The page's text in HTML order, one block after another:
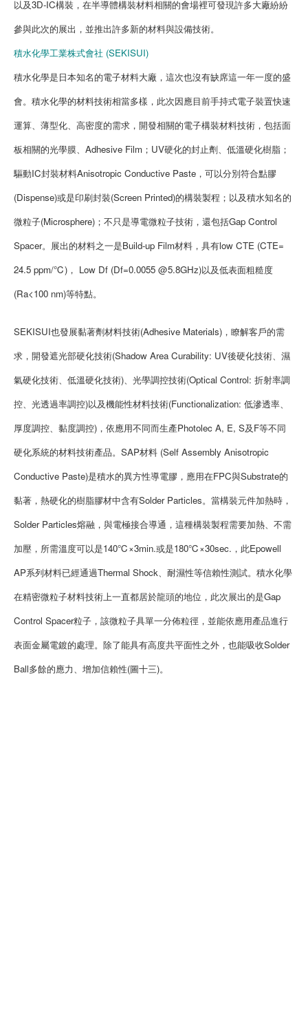
以及3D-IC構裝，在半導體構裝材料相關的會場裡可發現許多大廠紛紛
參與此次的展出，並推出許多新的材料與設備技術。
積水化學工業株式會社 (SEKISUI)
積水化學是日本知名的電子材料大廠，這次也沒有缺席這一年一度的盛
會。積水化學的材料技術相當多樣，此次因應目前手持式電子裝置快速
運算、薄型化、高密度的需求，開發相關的電子構裝材料技術，包括面
板相關的光學膜、Adhesive Film；UV硬化的封止劑、低溫硬化樹脂；
驅動IC封裝材料Anisotropic Conductive Paste，可以分別符合點膠
(Dispense)或是印刷封裝(Screen Printed)的構裝製程；以及積水知名的
微粒子(Microsphere)；不只是導電微粒子技術，還包括Gap Control
Spacer。展出的材料之一是Build-up Film材料，具有low CTE (CTE=
24.5 ppm/℃)， Low Df (Df=0.0055 @5.8GHz)以及低表面粗糙度
(Ra<100 nm)等特點。
SEKISUI也發展黏著劑材料技術(Adhesive Materials)，瞭解客戶的需
求，開發遮光部硬化技術(Shadow Area Curability: UV後硬化技術、濕
氣硬化技術、低溫硬化技術)、光學調控技術(Optical Control: 折射率調
控、光透過率調控)以及機能性材料技術(Functionalization: 低滲透率、
厚度調控、黏度調控)，依應用不同而生產Photolec A, E, S及F等不同
硬化系統的材料技術產品。SAP材料 (Self Assembly Anisotropic
Conductive Paste)是積水的異方性導電膠，應用在FPC與Substrate的
黏著，熱硬化的樹脂膠材中含有Solder Particles。當構裝元件加熱時，
Solder Particles熔融，與電極接合導通，這種構裝製程需要加熱、不需
加壓，所需溫度可以是140℃×3min.或是180℃×30sec.，此Epowell
AP系列材料已經通過Thermal Shock、耐濕性等信賴性測試。積水化學
在精密微粒子材料技術上一直都居於龍頭的地位，此次展出的是Gap
Control Spacer粒子，該微粒子具單一分佈粒徑，並能依應用產品進行
表面金屬電鍍的處理。除了能具有高度共平面性之外，也能吸收Solder
Ball多餘的應力、增加信賴性(圖十三)。